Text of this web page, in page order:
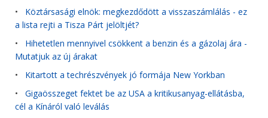
• Köztársasági elnök: megkezdődött a visszaszámlálás - ez
a lista rejti a Tisza Párt jelöltjét?
• Hihetetlen mennyivel csökkent a benzin és a gázolaj ára -
Mutatjuk az új árakat
• Kitartott a techrészvények jó formája New Yorkban
• Gigaösszeget fektet be az USA a kritikusanyag-ellátásba,
cél a Kínáról való leválás